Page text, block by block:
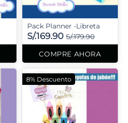
Pack Planner -Libreta
S/.169.90 S/.179.90
COMPRE AHORA
8% Descuento